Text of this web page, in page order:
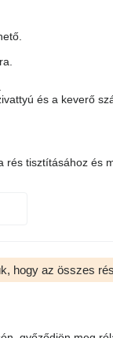
és a keverő
rés tisztításához és
hogy az összes